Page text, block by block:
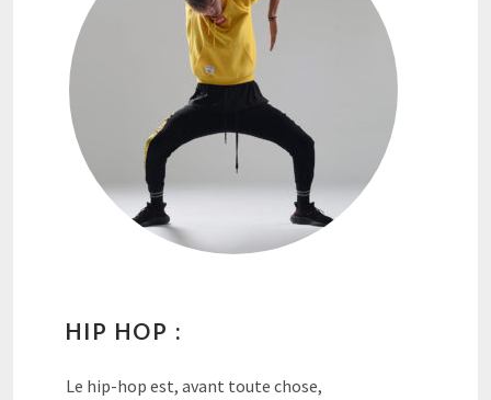
HIP HOP :
Le hip-hop est, avant toute chose,